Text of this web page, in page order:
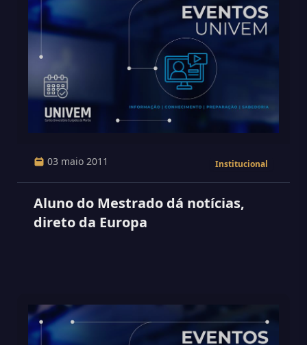
03 maio 2011 Institucional
Aluno do Mestrado dá notícias,
direto da Europa